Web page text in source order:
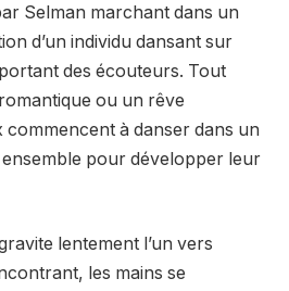
Selman marchant dans un
d’un individu dansant sur
des écouteurs. Tout
ou un rêve
commencent à danser dans un
pour développer leur
lentement l’un vers
les mains se